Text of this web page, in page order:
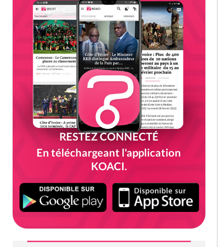
RESTEZ CONNECTÉ
En téléchargeant l'application
KOACI.